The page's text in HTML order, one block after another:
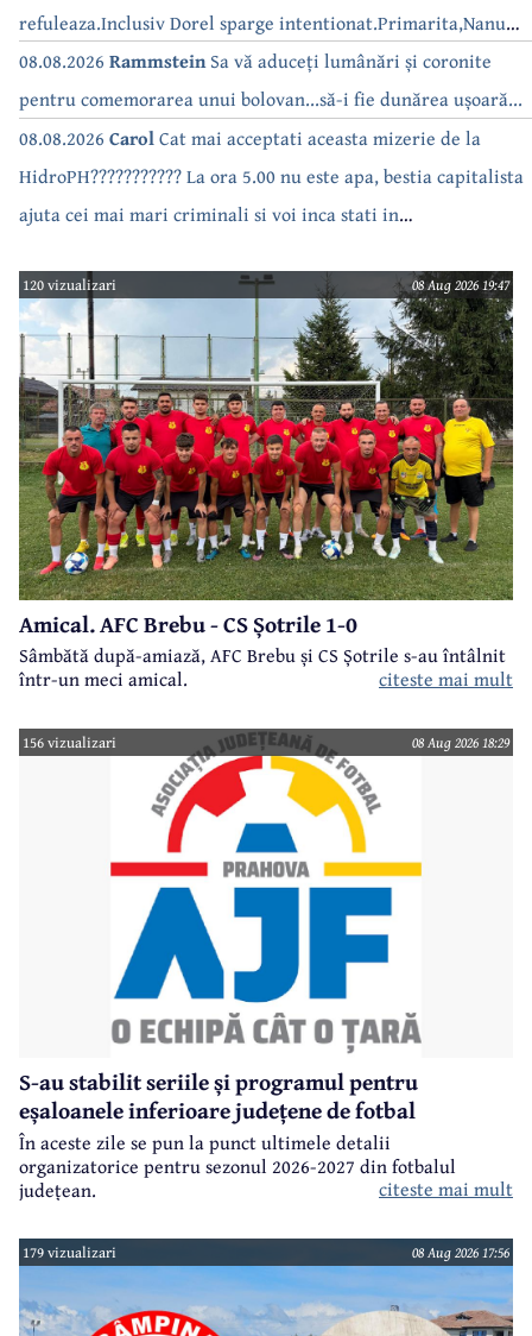
refuleaza.Inclusiv Dorel sparge intentionat.Primarita,Nanu
bea apa de la robinet.Asta as intreba o si pe Izabel Mitrea
08.08.2026 RammsteinSa vă aduceți lumânări și coronite
pentru comemorarea unui bolovan...să-i fie dunărea ușoară...
08.08.2026 CarolCat mai acceptati aceasta mizerie de la
HidroPH??????????? La ora 5.00 nu este apa, bestia capitalista
ajuta cei mai mari criminali si voi inca stati in
120 vizualizari 08 Aug 2026 19:47
Amical. AFC Brebu - CS Șotrile 1-0
Sâmbătă după-amiază, AFC Brebu și CS Șotrile s-au întâlnit
într-un meci amical.
citeste mai mult
156 vizualizari 08 Aug 2026 18:29
S-au stabilit seriile și programul pentru
eșaloanele inferioare județene de fotbal
În aceste zile se pun la punct ultimele detalii
organizatorice pentru sezonul 2026-2027 din fotbalul
județean.
citeste mai mult
179 vizualizari 08 Aug 2026 17:56